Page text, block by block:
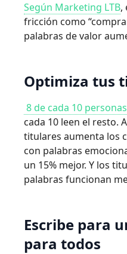
Según Marketing LTB,
fricción como
palabras de valor
Optimiza tus
8 de cada 10
cada 10 leen el resto.
titulares aumenta los
con palabras
un 15% mejor. Y los
palabras funcionan
Escribe para
para todos